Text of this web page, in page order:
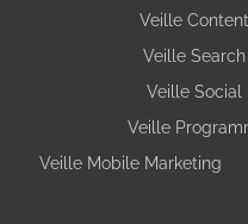
Veille
Veille
Veille Social
Veille
Veille Mobile Marketing